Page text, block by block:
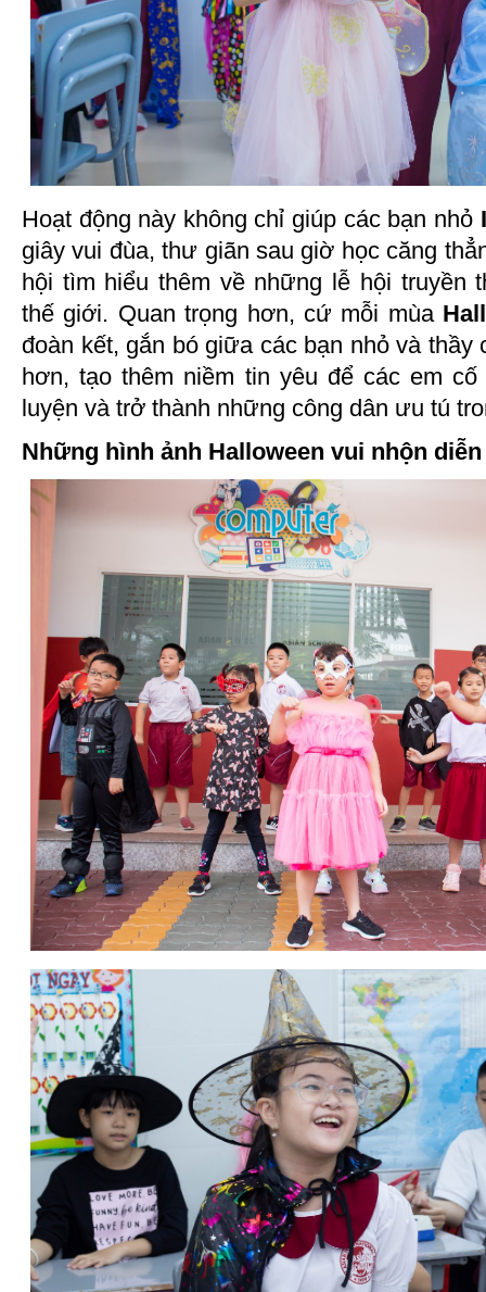
Hoạt động này không chỉ giúp các bạn nhỏ
giây vui đùa, thư giãn sau giờ học căng
hội tìm hiểu thêm về những lễ hội truyền
thế giới. Quan trọng hơn, cứ mỗi mùa
đoàn kết, gắn bó giữa các bạn nhỏ và thầy
hơn, tạo thêm niềm tin yêu để các em
luyện và trở thành những công dân ưu tú
Những hình ảnh Halloween vui nhộn